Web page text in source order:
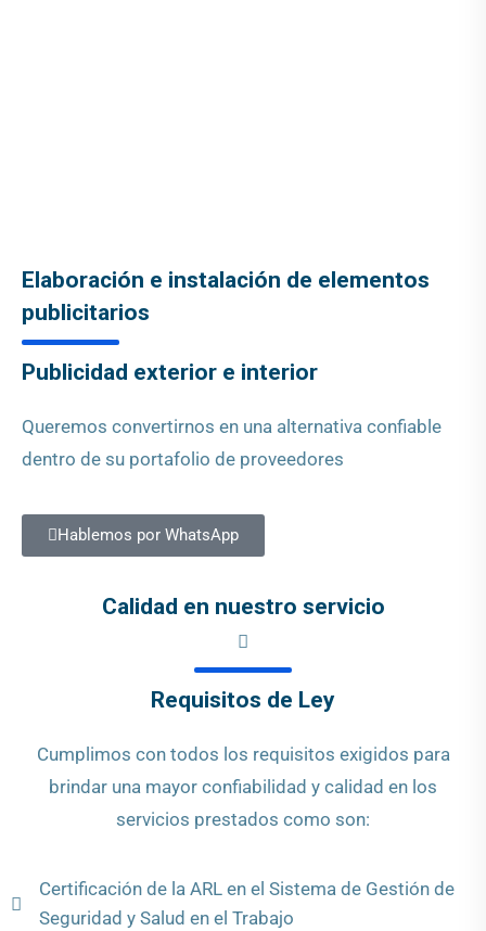
Elaboración e instalación de elementos
publicitarios
Publicidad exterior e interior
Queremos convertirnos en una alternativa confiable
dentro de su portafolio de proveedores
Hablemos por WhatsApp
Calidad en nuestro servicio
Requisitos de Ley
Cumplimos con todos los requisitos exigidos para
brindar una mayor confiabilidad y calidad en los
servicios prestados como son:
Certificación de la ARL en el Sistema de Gestión de
Seguridad y Salud en el Trabajo